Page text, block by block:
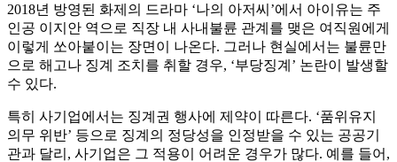
2018년 방영된 화제의 드라마 ‘나의 아저씨’에서 아이유는 주
인공 이지안 역으로 직장 내 사내불륜 관계를 맺은 여직원에게
이렇게 쏘아붙이는 장면이 나온다. 그러나 현실에서는 불륜만
으로 해고나 징계 조치를 취할 경우, ‘부당징계’ 논란이 발생할
수 있다.
특히 사기업에서는 징계권 행사에 제약이 따른다. ‘품위유지
의무 위반’ 등으로 징계의 정당성을 인정받을 수 있는 공공기
관과 달리, 사기업은 그 적용이 어려운 경우가 많다. 예를 들어,